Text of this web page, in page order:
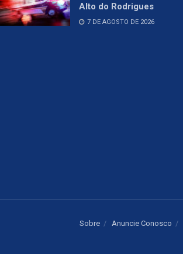
Alto do Rodrigues
7 DE AGOSTO DE 2026
Sobre Anuncie Conosco